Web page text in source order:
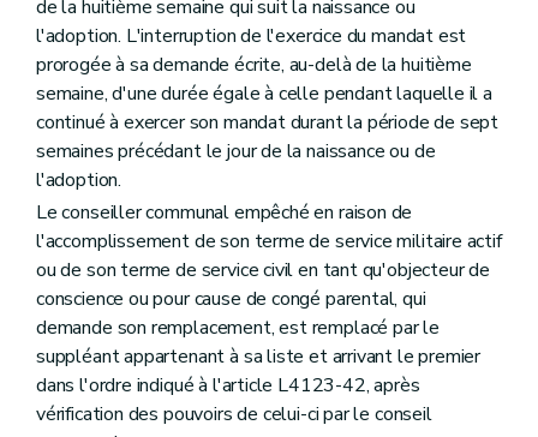
Art. L1412-3
Section 3 Attributions
Art. L1412-4
Art. L1412-5
Art. L1412-6
Art. L1412-7
Art. L1412-8
Section première
Mode de désignation et statut des membres du bureau et du président
Art. L1413-1
Section 2 Réunions, délibérations et décisions du bureau
Art. L1413-2
Section 3 Attributions
Art. L1413-3
Art. L1413-4
Chapitre IV Le secrétaire
Art. L1414-1
Titre II Les actes des autorités de (secteur)
Chapitre premier Disposition générale
de la huitième semaine qui suit la naissance ou
l'adoption. L'interruption de l'exercice du mandat est
prorogée à sa demande écrite, au-delà de la huitième
semaine, d'une durée égale à celle pendant laquelle il a
continué à exercer son mandat durant la période de sept
semaines précédant le jour de la naissance ou de
l'adoption.
Le conseiller communal empêché en raison de
l'accomplissement de son terme de service militaire actif
ou de son terme de service civil en tant qu'objecteur de
conscience ou pour cause de congé parental, qui
demande son remplacement, est remplacé par le
suppléant appartenant à sa liste et arrivant le premier
dans l'ordre indiqué à l'article L4123-42, après
vérification des pouvoirs de celui-ci par le conseil